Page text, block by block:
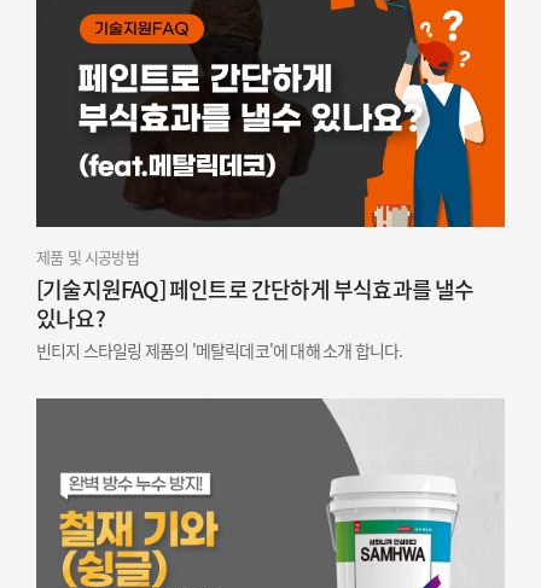
제품 및 시공방법
[기술지원FAQ] 페인트로 간단하게 부식효과를 낼수
있나요?
빈티지 스타일링 제품의 '메탈릭데코'에 대해 소개 합니다.